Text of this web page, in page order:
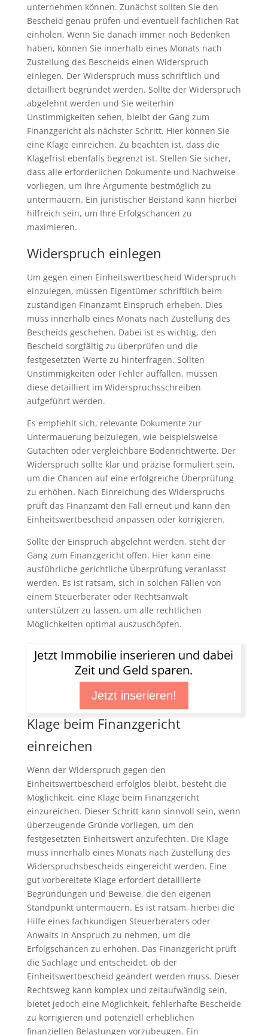
unternehmen können. Zunächst sollten Sie den
Bescheid genau prüfen und eventuell fachlichen Rat
einholen. Wenn Sie danach immer noch Bedenken
haben, können Sie innerhalb eines Monats nach
Zustellung des Bescheids einen Widerspruch
einlegen. Der Widerspruch muss schriftlich und
detailliert begründet werden. Sollte der Widerspruch
abgelehnt werden und Sie weiterhin
Unstimmigkeiten sehen, bleibt der Gang zum
Finanzgericht als nächster Schritt. Hier können Sie
eine Klage einreichen. Zu beachten ist, dass die
Klagefrist ebenfalls begrenzt ist. Stellen Sie sicher,
dass alle erforderlichen Dokumente und Nachweise
vorliegen, um Ihre Argumente bestmöglich zu
untermauern. Ein juristischer Beistand kann hierbei
hilfreich sein, um Ihre Erfolgschancen zu
maximieren.
Widerspruch einlegen
Um gegen einen Einheitswertbescheid Widerspruch
einzulegen, müssen Eigentümer schriftlich beim
zuständigen Finanzamt Einspruch erheben. Dies
muss innerhalb eines Monats nach Zustellung des
Bescheids geschehen. Dabei ist es wichtig, den
Bescheid sorgfältig zu überprüfen und die
festgesetzten Werte zu hinterfragen. Sollten
Unstimmigkeiten oder Fehler auffallen, müssen
diese detailliert im Widerspruchsschreiben
aufgeführt werden.
Es empfiehlt sich, relevante Dokumente zur
Untermauerung beizulegen, wie beispielsweise
Gutachten oder vergleichbare Bodenrichtwerte. Der
Widerspruch sollte klar und präzise formuliert sein,
um die Chancen auf eine erfolgreiche Überprüfung
zu erhöhen. Nach Einreichung des Widerspruchs
prüft das Finanzamt den Fall erneut und kann den
Einheitswertbescheid anpassen oder korrigieren.
Sollte der Einspruch abgelehnt werden, steht der
Gang zum Finanzgericht offen. Hier kann eine
ausführliche gerichtliche Überprüfung veranlasst
werden. Es ist ratsam, sich in solchen Fällen von
einem Steuerberater oder Rechtsanwalt
unterstützen zu lassen, um alle rechtlichen
Möglichkeiten optimal auszuschöpfen.
Jetzt Immobilie inserieren und dabei
Zeit und Geld sparen.
Jetzt inserieren!
Klage beim Finanzgericht
einreichen
Wenn der Widerspruch gegen den
Einheitswertbescheid erfolglos bleibt, besteht die
Möglichkeit, eine Klage beim Finanzgericht
einzureichen. Dieser Schritt kann sinnvoll sein, wenn
überzeugende Gründe vorliegen, um den
festgesetzten Einheitswert anzufechten. Die Klage
muss innerhalb eines Monats nach Zustellung des
Widerspruchsbescheids eingereicht werden. Eine
gut vorbereitete Klage erfordert detaillierte
Begründungen und Beweise, die den eigenen
Standpunkt untermauern. Es ist ratsam, hierbei die
Hilfe eines fachkundigen Steuerberaters oder
Anwalts in Anspruch zu nehmen, um die
Erfolgschancen zu erhöhen. Das Finanzgericht prüft
die Sachlage und entscheidet, ob der
Einheitswertbescheid geändert werden muss. Dieser
Rechtsweg kann komplex und zeitaufwändig sein,
bietet jedoch eine Möglichkeit, fehlerhafte Bescheide
zu korrigieren und potenziell erheblichen
finanziellen Belastungen vorzubeugen. Ein